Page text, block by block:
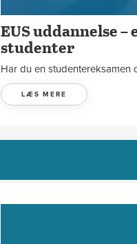
EUS uddannelse
studenter
Har du en
LÆS MERE